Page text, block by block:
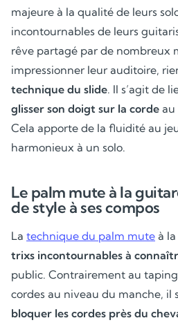
majeure à la qualité de leurs
incontournables de leurs
rêve partagé par de nombreux
impressionner leur auditoire,
technique du slide. Il s’agit de
glisser son doigt sur la corde au
Cela apporte de la fluidité au
harmonieux à un solo.
Le palm mute à la
de style à ses compos
La technique du palm mute à
trixs incontournables à
public. Contrairement au
cordes au niveau du manche, il
bloquer les cordes près du